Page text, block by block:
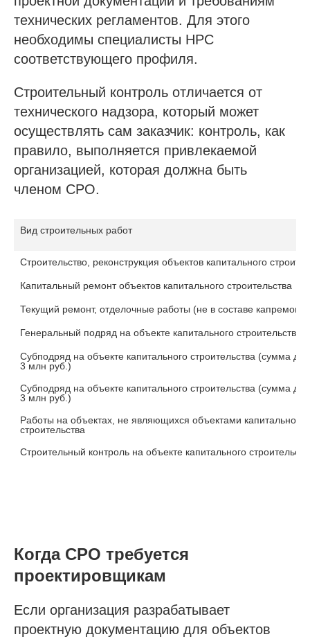
технических регламентов. Для этого
необходимы специалисты НРС
соответствующего профиля.
Строительный контроль отличается от
технического надзора, который может
осуществлять сам заказчик: контроль, как
правило, выполняется привлекаемой
организацией, которая должна быть
членом СРО.
Вид строительных работ
Строительство, реконструкция объектов капитального
Капитальный ремонт объектов капитального строительства
Текущий ремонт, отделочные работы (не в составе
Генеральный подряд на объекте капитального строительства
Субподряд на объекте капитального строительства (сумма
3 млн руб.)
Субподряд на объекте капитального строительства (сумма
3 млн руб.)
Работы на объектах, не являющихся объектами капитального
строительства
Строительный контроль на объекте капитального
Когда СРО требуется
проектировщикам
Если организация разрабатывает
проектную документацию для объектов